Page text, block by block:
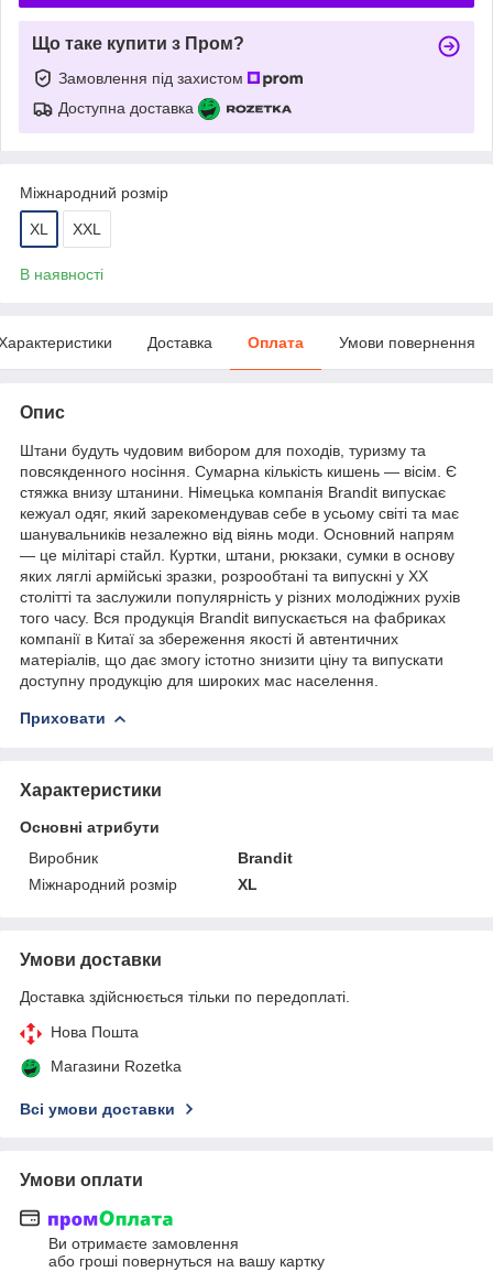
Що таке купити з Пром?
Замовлення під захистом
Доступна доставка
Міжнародний розмір
XL XXL
В наявності
Доставка Оплата Умови повернення
Опис
Штани будуть чудовим вибором для походів, туризму та
повсякденного носіння. Сумарна кількість кишень — вісім. Є
стяжка внизу штанини. Німецька компанія Brandit випускає
кежуал одяг, який зарекомендував себе в усьому світі та має
шанувальників незалежно від віянь моди. Основний напрям
— це мілітарі стайл. Куртки, штани, рюкзаки, сумки в основу
яких ляглі армійські зразки, розрообтані та випускні у XX
столітті та заслужили популярність у різних молодіжних рухів
того часу. Вся продукція Brandit випускається на фабриках
компанії в Китаї за збереження якості й автентичних
матеріалів, що дає змогу істотно знизити ціну та випускати
доступну продукцію для широких мас населення.
Приховати
Характеристики
Основні атрибути
Виробник
Brandit
Міжнародний розмір
XL
Умови доставки
Доставка здійснюється тільки по передоплаті.
Нова Пошта
Магазини Rozetka
Всі умови доставки
Умови оплати
Ви отримаєте замовлення
або гроші повернуться на вашу картку